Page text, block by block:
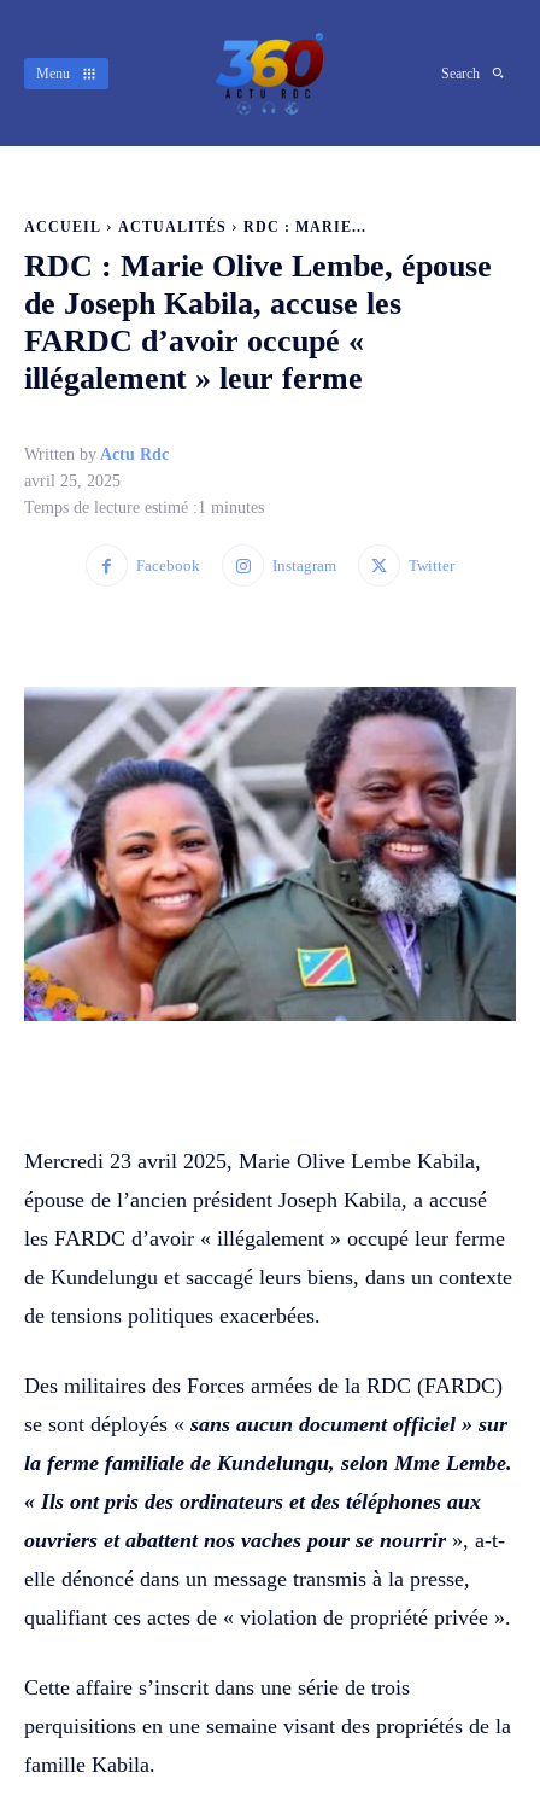
Menu Search
ACCUEIL ACTUALITÉS RDC : MARIE...
RDC : Marie Olive Lembe, épouse
de Joseph Kabila, accuse les
FARDC d’avoir occupé «
illégalement » leur ferme
Written by Actu Rdc
avril 25, 2025
Temps de lecture estimé :1 minutes
Facebook Instagram Twitter
Mercredi 23 avril 2025, Marie Olive Lembe Kabila,
épouse de l’ancien président Joseph Kabila, a accusé
les FARDC d’avoir « illégalement » occupé leur ferme
de Kundelungu et saccagé leurs biens, dans un contexte
de tensions politiques exacerbées.
Des militaires des Forces armées de la RDC (FARDC)
se sont déployés « sans aucun document officiel » sur
la ferme familiale de Kundelungu, selon Mme Lembe.
« Ils ont pris des ordinateurs et des téléphones aux
ouvriers et abattent nos vaches pour se nourrir », a-t-
elle dénoncé dans un message transmis à la presse,
qualifiant ces actes de « violation de propriété privée ».
Cette affaire s’inscrit dans une série de trois
perquisitions en une semaine visant des propriétés de la
famille Kabila.